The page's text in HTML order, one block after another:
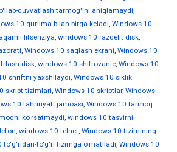
quvvatlash tarmog'ini aniqlamaydi,
10 qurilma bilan birga keladi, Windows 10
litsenziya, windows 10 razdelit disk,
, Windows 10 saqlash ekrani, Windows 10
disk, windows 10 shifrovanie, Windows 10
shriftni yaxshilaydi, Windows 10 siklik
skript tizimlari, Windows 10 skriptlar, Windows
10 tahririyati jamoasi, Windows 10 tarmoq
ko'rsatmaydi, windows 10 tasvirni
, windows 10 telnet, Windows 10 tizimining
to'g'ridan-to'g'ri tizimga o'rnatiladi, Windows 10